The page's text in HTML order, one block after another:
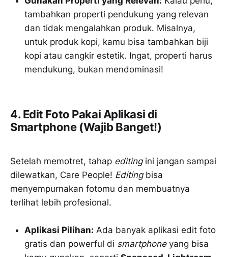
tambahkan properti pendukung yang relevan
dan tidak mengalahkan produk. Misalnya,
untuk produk kopi, kamu bisa tambahkan biji
kopi atau cangkir estetik. Ingat, properti harus
mendukung, bukan mendominasi!
4. Edit Foto Pakai Aplikasi di
Smartphone (Wajib Banget!)
Setelah memotret, tahap editingini jangan sampai
dilewatkan, Care People! Editingbisa
menyempurnakan fotomu dan membuatnya
terlihat lebih profesional.
Aplikasi Pilihan: Ada banyak aplikasi edit foto
gratis dan powerful di smartphoneyang bisa